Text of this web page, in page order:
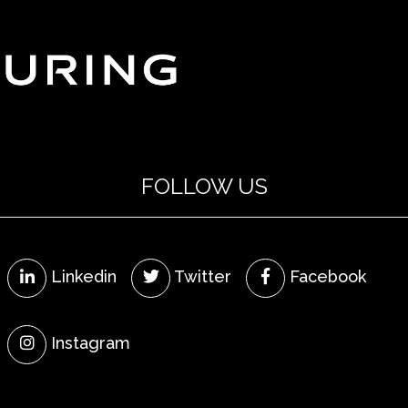
FOLLOW US
Linkedin Twitter Facebook
Instagram